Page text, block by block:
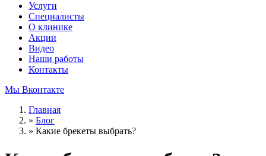
Услуги
Специалисты
О клинике
Акции
Видео
Наши работы
Контакты
Мы Вконтакте
Главная
» Блог
» Какие брекеты выбрать?